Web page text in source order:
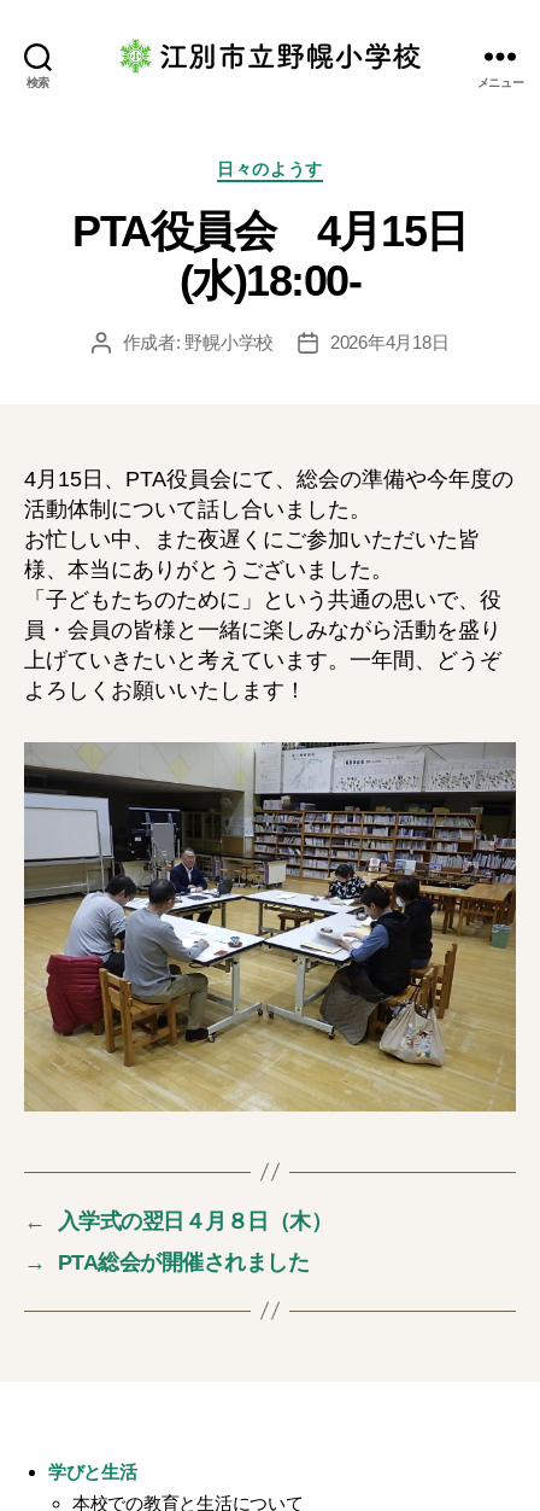
検索
立
幌
小
学
校
メニュー
カ
ゴ
リ
ー
日々のようす
PTA役員会 4月15日
(水)18:00-
投 作成者: 野幌小学校
投
2026年4月18日
4月15日、PTA役員会にて、総会の準備や今年度の
活動体制について話し合いました。
お忙しい中、また夜遅くにご参加いただいた皆
様、本当にありがとうございました。
「子どもたちのために」という共通の思いで、役
員・会員の皆様と一緒に楽しみながら活動を盛り
上げていきたいと考えています。一年間、どうぞ
よろしくお願いいたします！
←
入学式の翌日４月８日（木）
→
PTA総会が開催されました
学びと生活
本校での教育と生活について